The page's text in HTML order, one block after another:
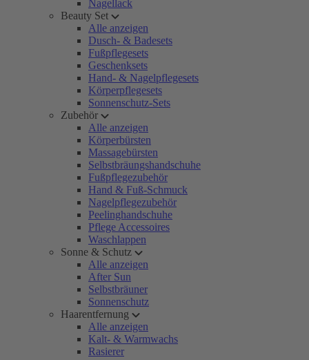
Nagellack
Beauty Set
Alle anzeigen
Dusch- & Badesets
Fußpflegesets
Geschenksets
Hand- & Nagelpflegesets
Körperpflegesets
Sonnenschutz-Sets
Zubehör
Alle anzeigen
Körperbürsten
Massagebürsten
Selbstbräungshandschuhe
Fußpflegezubehör
Hand & Fuß-Schmuck
Nagelpflegezubehör
Peelinghandschuhe
Pflege Accessoires
Waschlappen
Sonne & Schutz
Alle anzeigen
After Sun
Selbstbräuner
Sonnenschutz
Haarentfernung
Alle anzeigen
Kalt- & Warmwachs
Rasierer